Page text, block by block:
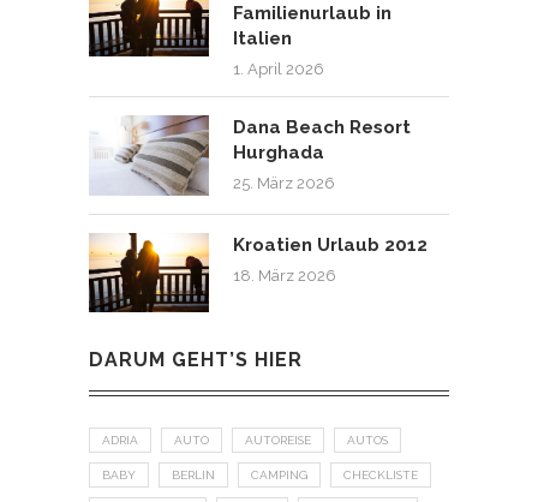
Familienurlaub in
Italien
1. April 2026
Dana Beach Resort
Hurghada
25. März 2026
Kroatien Urlaub 2012
18. März 2026
DARUM GEHT’S HIER
ADRIA AUTO AUTOREISE AUTOS
BABY BERLIN CAMPING CHECKLISTE